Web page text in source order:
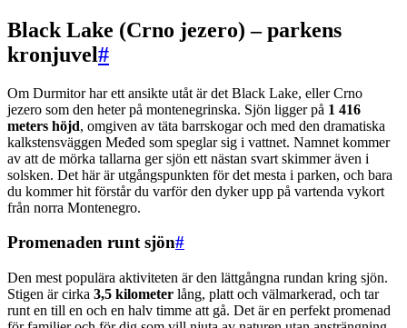
Black Lake (Crno jezero) – parkens
kronjuvel#
Om Durmitor har ett ansikte utåt är det Black Lake, eller Crno
jezero som den heter på montenegrinska. Sjön ligger på 1 416
meters höjd, omgiven av täta barrskogar och med den dramatiska
kalkstensväggen Međed som speglar sig i vattnet. Namnet kommer
av att de mörka tallarna ger sjön ett nästan svart skimmer även i
solsken. Det här är utgångspunkten för det mesta i parken, och bara
du kommer hit förstår du varför den dyker upp på vartenda vykort
från norra Montenegro.
Promenaden runt sjön#
Den mest populära aktiviteten är den lättgångna rundan kring sjön.
Stigen är cirka 3,5 kilometer lång, platt och välmarkerad, och tar
runt en till en och en halv timme att gå. Det är en perfekt promenad